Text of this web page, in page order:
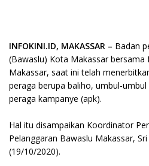
INFOKINI.ID, MAKASSAR – Badan
(Bawaslu) Kota Makassar
Makassar, saat ini telah
peraga berupa baliho, umbul-
peraga kampanye (apk).
Hal itu disampaikan Koordinator
Pelanggaran Bawaslu Makassar,
(19/10/2020).